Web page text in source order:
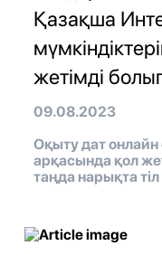
Қазақша
жетімді
09.08.2023
Оқыту дат онлайн
арқасында қол
таңда нарықта